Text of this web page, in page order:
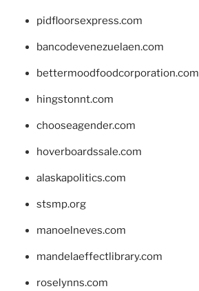
pidfloorsexpress.com
bancodevenezuelaen.com
bettermoodfoodcorporation.com
hingstonnt.com
chooseagender.com
hoverboardssale.com
alaskapolitics.com
stsmp.org
manoelneves.com
mandelaeffectlibrary.com
roselynns.com